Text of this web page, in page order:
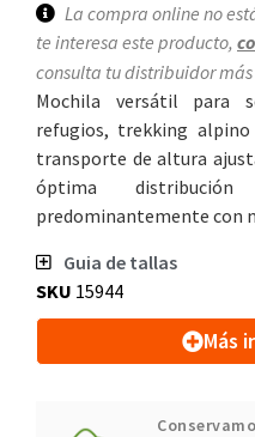
La compra online no
te interesa este producto,
consulta tu distribuidor más
Mochila versátil para
refugios, trekking
transporte de altura
óptima
predominantemente con
Guia de tallas
SKU 15944
Más